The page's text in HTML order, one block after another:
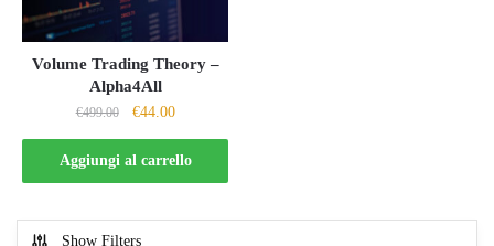
Volume Trading Theory –
Alpha4All
€499.00
Il
prezzo
originale
era:
€44.00Il
prezzo
attuale
è:
Aggiungi al carrello
Show Filters